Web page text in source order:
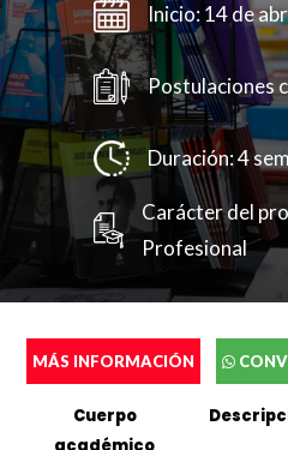
Inicio: 14 de
Postulaciones
Duración: 4
Carácter del
Profesional
MÁS INFORMACIÓN
Cuerpo